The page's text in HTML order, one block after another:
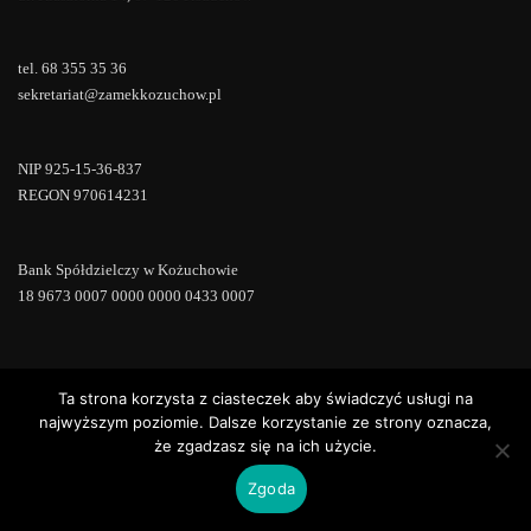
tel. 68 355 35 36
sekretariat@zamekkozuchow.pl
NIP 925-15-36-837
REGON 970614231
Bank Spółdzielczy w Kożuchowie
18 9673 0007 0000 0000 0433 0007
Copyright © 2022 | Powered by WordPress ConsultStreet theme by ThemeArile
Ta strona korzysta z ciasteczek aby świadczyć usługi na
najwyższym poziomie. Dalsze korzystanie ze strony oznacza,
że zgadzasz się na ich użycie.
Zgoda